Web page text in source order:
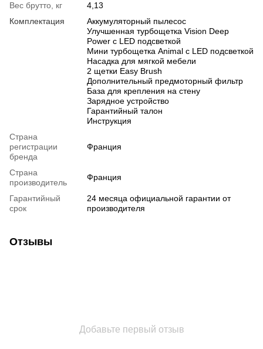
Вес брутто, кг
4,13
Комплектация
Аккумуляторный пылесос
Улучшенная турбощетка Vision Deep
Power с LED подсветкой
Мини турбощетка Animal с LED подсветкой
Насадка для мягкой мебели
2 щетки Easy Brush
Дополнительный предмоторный фильтр
База для крепления на стену
Зарядное устройство
Гарантийный талон
Инструкция
Страна
регистрации
бренда
Франция
Страна
производитель
Франция
Гарантийный
срок
24 месяца официальной гарантии от
производителя
Отзывы
Добавьте первый отзыв